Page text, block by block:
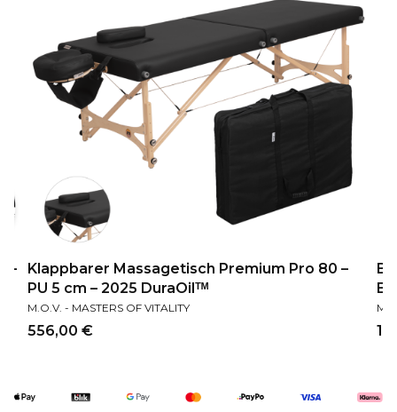
-
Klappbarer Massagetisch Premium Pro 80 –
PU 5 cm – 2025 DuraOilᵀᴹ
HERSTELLER
M.O.V. - MASTERS OF VITALITY
Preis
556,00 €